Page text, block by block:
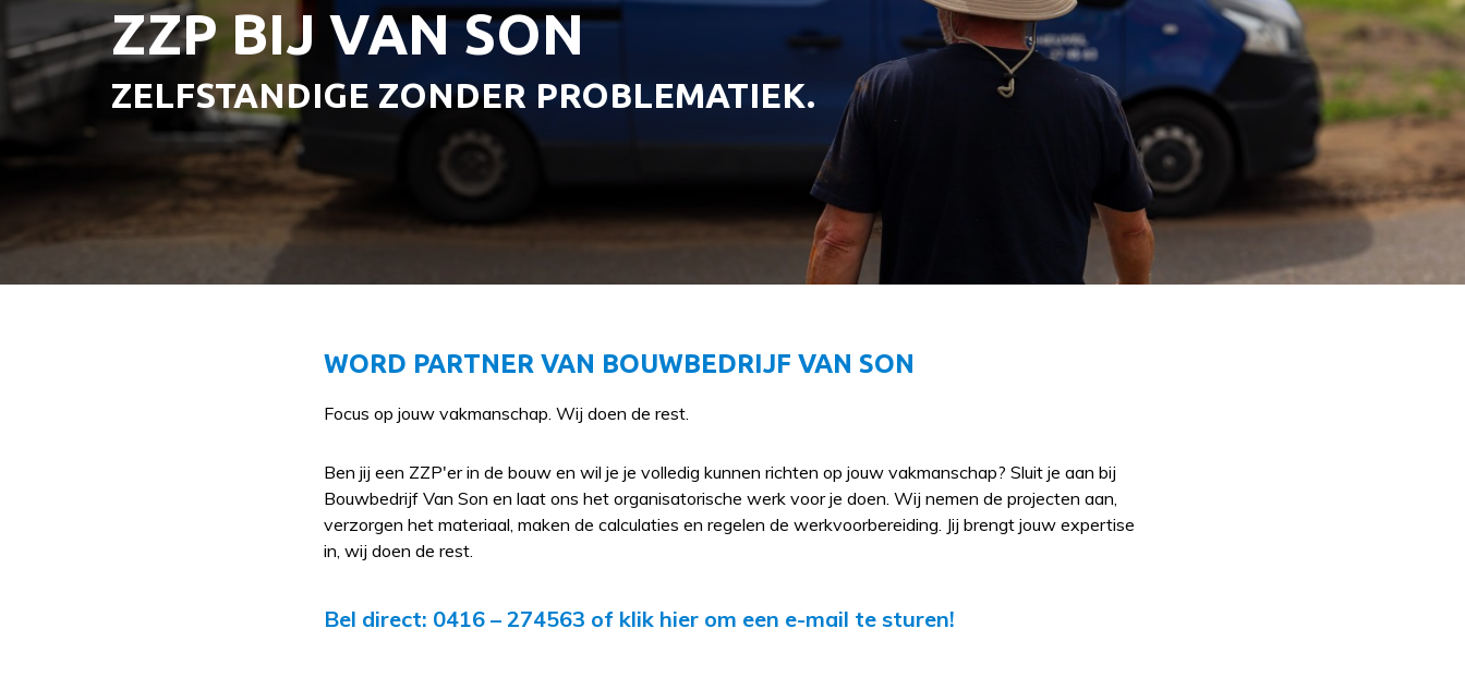
ZZP BIJ VAN SON
ZELFSTANDIGE ZONDER PROBLEMATIEK.
WORD PARTNER VAN BOUWBEDRIJF VAN SON
Focus op jouw vakmanschap. Wij doen de rest.
Ben jij een ZZP'er in de bouw en wil je je volledig kunnen richten op jouw vakmanschap? Sluit je aan bij
Bouwbedrijf Van Son en laat ons het organisatorische werk voor je doen. Wij nemen de projecten aan,
verzorgen het materiaal, maken de calculaties en regelen de werkvoorbereiding. Jij brengt jouw expertise
in, wij doen de rest.
Bel direct: 0416 – 274563 of klik hier om een e-mail te sturen!